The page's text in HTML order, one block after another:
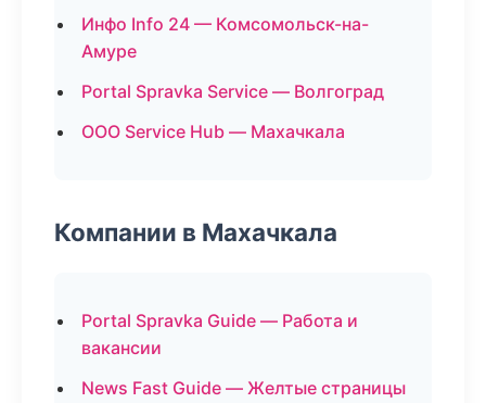
Инфо Info 24 — Комсомольск-на-
Амуре
Portal Spravka Service — Волгоград
ООО Service Hub — Махачкала
Компании в Махачкала
Portal Spravka Guide — Работа и
вакансии
News Fast Guide — Желтые страницы